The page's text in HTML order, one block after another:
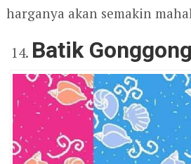
harganya akan semakin
Batik Gonggong